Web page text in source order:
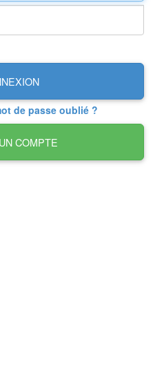
de passe oublié ?
COMPTE